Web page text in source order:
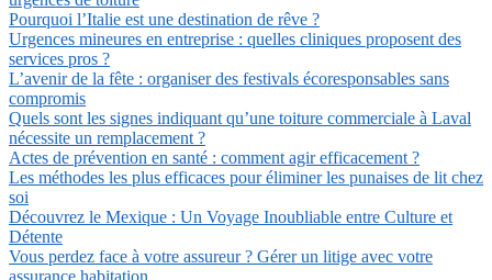
Pourquoi l’Italie est une destination de rêve ?
Urgences mineures en entreprise : quelles cliniques proposent des
services pros ?
L’avenir de la fête : organiser des festivals écoresponsables sans
compromis
Quels sont les signes indiquant qu’une toiture commerciale à Laval
nécessite un remplacement ?
Actes de prévention en santé : comment agir efficacement ?
Les méthodes les plus efficaces pour éliminer les punaises de lit chez
soi
Découvrez le Mexique : Un Voyage Inoubliable entre Culture et
Détente
Vous perdez face à votre assureur ? Gérer un litige avec votre
assurance habitation